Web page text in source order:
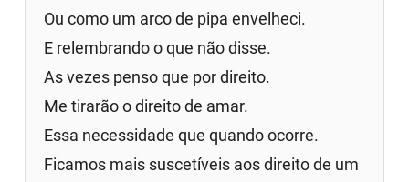
Ou como um arco de pipa envelheci.
E relembrando o que não disse.
As vezes penso que por direito.
Me tirarão o direito de amar.
Essa necessidade que quando ocorre.
Ficamos mais suscetíveis aos direito de um